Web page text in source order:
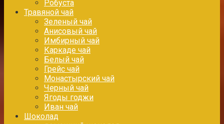
Робуста
Травяной чай
Зеленый чай
Анисовый чай
Имбирный чай
Каркаде чай
Белый чай
Грейс чай
Монастырский чай
Черный чай
Ягоды годжи
Иван чай
Шоколад